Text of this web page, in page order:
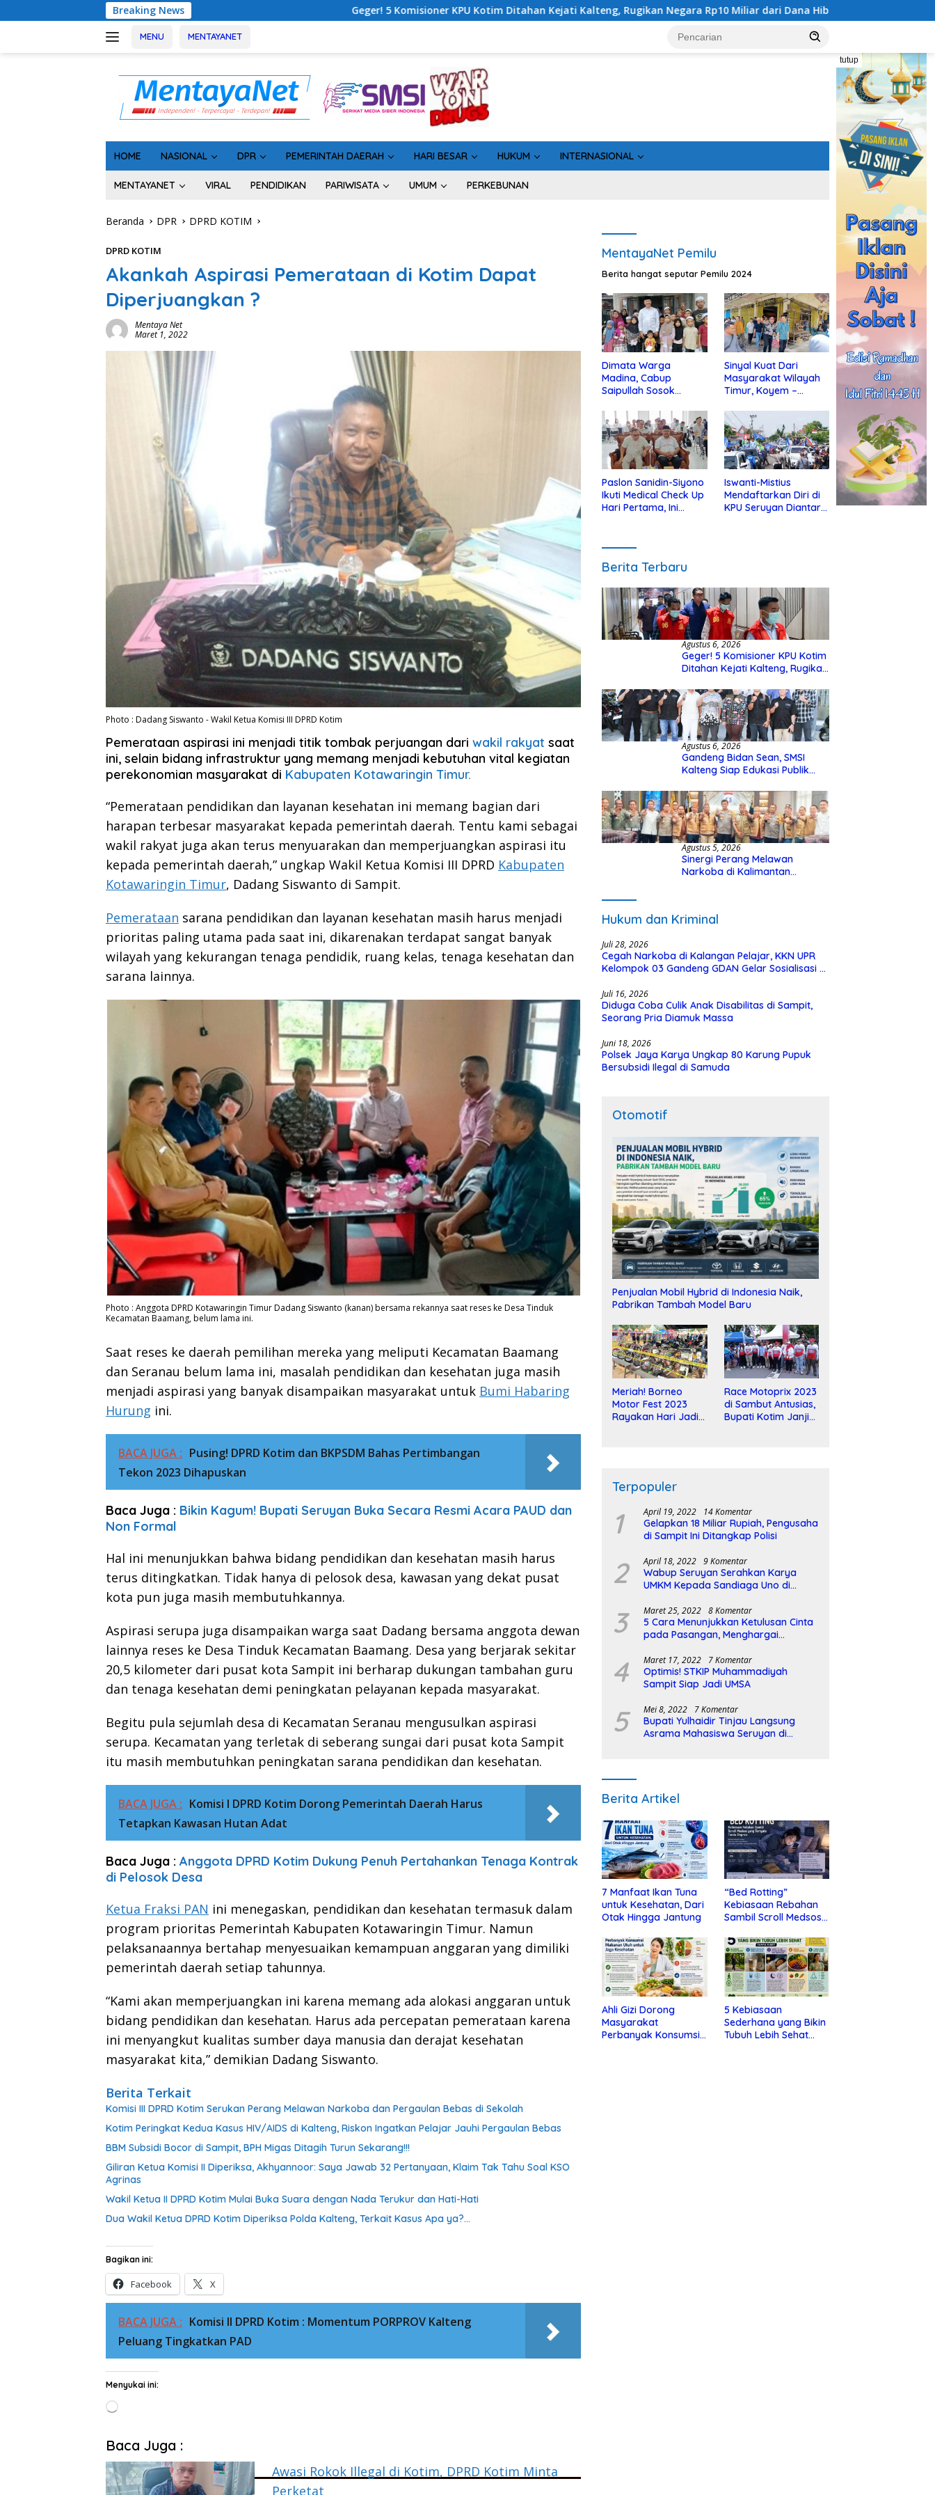
ke
Breaking News Geger! 5 Komisioner KPU Kotim Ditahan Kejati Kalteng, Rugikan Negara Rp10 Miliar dari Dana Hibah Rp40 Miliar Gandeng Bidan Sean, SMSI
MENU MENTAYANET
tutup
HOME NASIONAL DPR PEMERINTAH DAERAH HARI BESAR HUKUM INTERNASIONAL
MENTAYANET VIRAL PENDIDIKAN PARIWISATA UMUM PERKEBUNAN
Beranda DPR DPRD KOTIM
DPRD KOTIM
Akankah Aspirasi Pemerataan di Kotim Dapat
Diperjuangkan ?
Mentaya Net
Maret 1, 2022
Photo : Dadang Siswanto - Wakil Ketua Komisi III DPRD Kotim
Pemerataan aspirasi ini menjadi titik tombak perjuangan dari wakil rakyat saat
ini, selain bidang infrastruktur yang memang menjadi kebutuhan vital kegiatan
perekonomian masyarakat di Kabupaten Kotawaringin Timur.
“Pemerataan pendidikan dan layanan kesehatan ini memang bagian dari
harapan terbesar masyarakat kepada pemerintah daerah. Tentu kami sebagai
wakil rakyat juga akan terus menyuarakan dan memperjuangkan aspirasi itu
kepada pemerintah daerah,” ungkap Wakil Ketua Komisi III DPRD Kabupaten
Kotawaringin Timur, Dadang Siswanto di Sampit.
Pemerataan sarana pendidikan dan layanan kesehatan masih harus menjadi
prioritas paling utama pada saat ini, dikarenakan terdapat sangat banyak
wilayah yang kekurangan tenaga pendidik, ruang kelas, tenaga kesehatan dan
sarana lainnya.
Photo : Anggota DPRD Kotawaringin Timur Dadang Siswanto (kanan) bersama rekannya saat reses ke Desa Tinduk
Kecamatan Baamang, belum lama ini.
Saat reses ke daerah pemilihan mereka yang meliputi Kecamatan Baamang
dan Seranau belum lama ini, masalah pendidikan dan kesehatan juga masih
menjadi aspirasi yang banyak disampaikan masyarakat untuk Bumi Habaring
Hurung ini.
BACA JUGA : Pusing! DPRD Kotim dan BKPSDM Bahas Pertimbangan
Tekon 2023 Dihapuskan
Baca Juga : Bikin Kagum! Bupati Seruyan Buka Secara Resmi Acara PAUD dan
Non Formal
Hal ini menunjukkan bahwa bidang pendidikan dan kesehatan masih harus
terus ditingkatkan. Tidak hanya di pelosok desa, kawasan yang dekat pusat
kota pun juga masih membutuhkannya.
Aspirasi serupa juga disampaikan warga saat Dadang bersama anggota dewan
lainnya reses ke Desa Tinduk Kecamatan Baamang. Desa yang berjarak sekitar
20,5 kilometer dari pusat kota Sampit ini berharap dukungan tambahan guru
dan tenaga kesehatan demi peningkatan pelayanan kepada masyarakat.
Begitu pula sejumlah desa di Kecamatan Seranau mengusulkan aspirasi
serupa. Kecamatan yang terletak di seberang sungai dari pusat kota Sampit
itu masih membutuhkan peningkatan sarana pendidikan dan kesehatan.
BACA JUGA : Komisi I DPRD Kotim Dorong Pemerintah Daerah Harus
Tetapkan Kawasan Hutan Adat
Baca Juga : Anggota DPRD Kotim Dukung Penuh Pertahankan Tenaga Kontrak
di Pelosok Desa
Ketua Fraksi PAN ini menegaskan, pendidikan dan kesehatan termasuk dalam
program prioritas Pemerintah Kabupaten Kotawaringin Timur. Namun
pelaksanaannya bertahap menyesuaikan kemampuan anggaran yang dimiliki
pemerintah daerah setiap tahunnya.
“Kami akan memperjuangkan ini karena memang ada alokasi anggaran untuk
bidang pendidikan dan kesehatan. Harus ada percepatan pemerataan karena
ini menyangkut kualitas sumber daya manusia dan derajat kesehatan
masyarakat kita,” demikian Dadang Siswanto.
Berita Terkait
Komisi III DPRD Kotim Serukan Perang Melawan Narkoba dan Pergaulan Bebas di Sekolah
Kotim Peringkat Kedua Kasus HIV/AIDS di Kalteng, Riskon Ingatkan Pelajar Jauhi Pergaulan Bebas
BBM Subsidi Bocor di Sampit, BPH Migas Ditagih Turun Sekarang!!!
Giliran Ketua Komisi II Diperiksa, Akhyannoor: Saya Jawab 32 Pertanyaan, Klaim Tak Tahu Soal KSO
Agrinas
Wakil Ketua II DPRD Kotim Mulai Buka Suara dengan Nada Terukur dan Hati-Hati
Dua Wakil Ketua DPRD Kotim Diperiksa Polda Kalteng, Terkait Kasus Apa ya?…
Bagikan ini:
Facebook X
BACA JUGA : Komisi II DPRD Kotim : Momentum PORPROV Kalteng
Peluang Tingkatkan PAD
Menyukai ini:
Memuat...
Baca Juga :
Awasi Rokok Illegal di Kotim, DPRD Kotim Minta
Perketat
MentayaNet Pemilu
Berita hangat seputar Pemilu 2024
Dimata Warga
Madina, Cabup
Saipullah Sosok
Anak Yatim
Sinyal Kuat Dari
Masyarakat Wilayah
Timur, Koyem –
di Kotim
Paslon Sanidin-Siyono
Ikuti Medical Check Up
Hari Pertama, Ini
Iswanti-Mistius
Mendaftarkan Diri di
KPU Seruyan Diantar
Berita Terbaru
Agustus 6, 2026
Geger! 5 Komisioner KPU Kotim
Ditahan Kejati Kalteng, Rugikan
Hibah Rp40 Miliar
Agustus 6, 2026
Gandeng Bidan Sean, SMSI
Kalteng Siap Edukasi Publik
Agustus 5, 2026
Sinergi Perang Melawan
Narkoba di Kalimantan
Hukum dan Kriminal
Juli 28, 2026
Cegah Narkoba di Kalangan Pelajar, KKN UPR
Kelompok 03 Gandeng GDAN Gelar Sosialisasi di
Juli 16, 2026
Diduga Coba Culik Anak Disabilitas di Sampit,
Seorang Pria Diamuk Massa
Juni 18, 2026
Polsek Jaya Karya Ungkap 80 Karung Pupuk
Bersubsidi Ilegal di Samuda
Otomotif
Penjualan Mobil Hybrid di Indonesia Naik,
Pabrikan Tambah Model Baru
Meriah! Borneo
Motor Fest 2023
Rayakan Hari Jadi
Race Motoprix 2023
di Sambut Antusias,
Bupati Kotim Janji
Terpopuler
1 April 19, 2022 14 Komentar
Gelapkan 18 Miliar Rupiah, Pengusaha
di Sampit Ini Ditangkap Polisi
2 April 18, 2022 9 Komentar
Wabup Seruyan Serahkan Karya
UMKM Kepada Sandiaga Uno di
3 Maret 25, 2022 8 Komentar
5 Cara Menunjukkan Ketulusan Cinta
pada Pasangan, Menghargai
4 Maret 17, 2022 7 Komentar
Optimis! STKIP Muhammadiyah
Sampit Siap Jadi UMSA
5 Mei 8, 2022 7 Komentar
Bupati Yulhaidir Tinjau Langsung
Asrama Mahasiswa Seruyan di
Berita Artikel
7 Manfaat Ikan Tuna
untuk Kesehatan, Dari
Otak Hingga Jantung
“Bed Rotting”
Kebiasaan Rebahan
Sambil Scroll Medsos
Depresi
Ahli Gizi Dorong
Masyarakat
Perbanyak Konsumsi
5 Kebiasaan
Sederhana yang Bikin
Tubuh Lebih Sehat